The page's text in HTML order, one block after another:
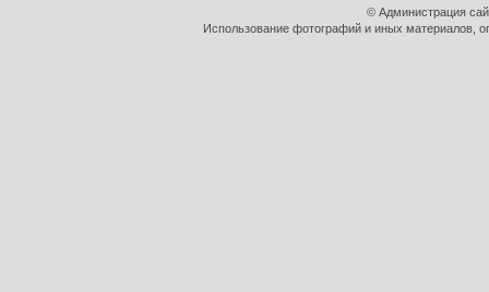
© Администрация
Использование фотографий и иных материалов,